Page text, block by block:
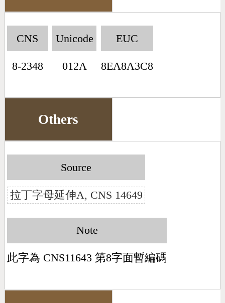
CNS
8-2348
Unicode
012A
EUC
8EA8A3C8
Others
Source
拉丁字母延伸A, CNS 14649
Note
此字為 CNS11643 第8字面暫編碼